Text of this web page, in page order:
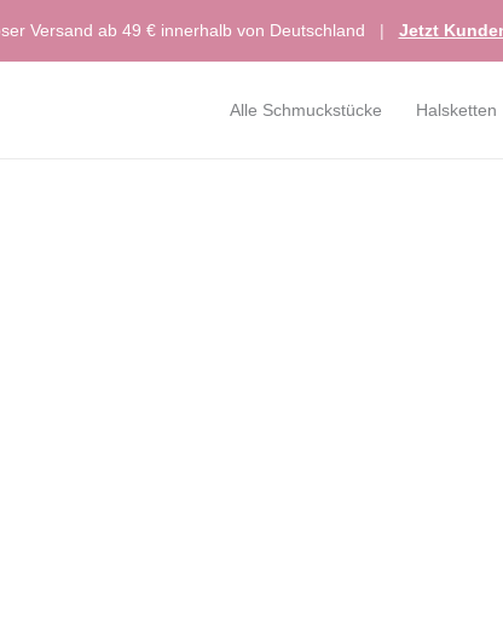
Versand ab 49 € innerhalb von Deutschland | Jetzt
Alle Schmuckstücke Halsketten